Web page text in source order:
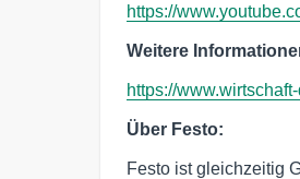
https://
Weitere
https://
Über Festo:
Festo ist gleichzeitig